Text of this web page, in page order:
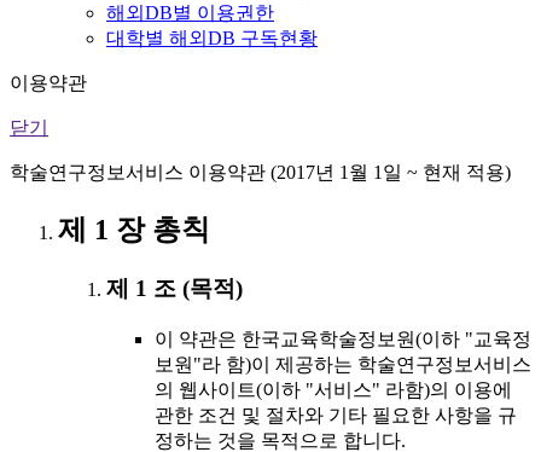
해외DB별 이용권한
대학별 해외DB 구독현황
이용약관
닫기
학술연구정보서비스 이용약관 (2017년 1월 1일 ~ 현재 적용)
제 1 장 총칙
제 1 조 (목적)
이 약관은 한국교육학술정보원(이하 "교육정
보원"라 함)이 제공하는 학술연구정보서비스
의 웹사이트(이하 "서비스" 라함)의 이용에
관한 조건 및 절차와 기타 필요한 사항을 규
정하는 것을 목적으로 합니다.